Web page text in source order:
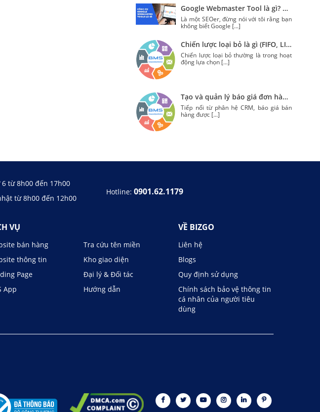
Google Webmaster Tool là gì? Cách sử dụng để nâng tầm kĩ năng SEO
Là một SEOer, đừng nói với tôi rằng bạn
không biết Google [...]
Chiến lược loại bỏ là gì (FIFO, LIFO, and FEFO) trong Odoo?
Chiến lược loại bỏ thường là trong hoạt
động lựa chọn [...]
Tạo và quản lý báo giá đơn hàng với Odoo
Tiếp nối từ phân hệ CRM, báo giá bán
hàng được [...]
từ 8h00 đến 17h00
từ 8h00 đến 12h00
Hotline:0901.62.1179
VỤ
bán hàng
thông tin
Page
App
Tra cứu tên miền
Kho giao diện
Đại lý & Đối tác
Hướng dẫn
VỀ BIZGO
Liên hệ
Blogs
Quy định sử dụng
Chính sách bảo vệ thông tin
cá nhân của người tiêu
dùng